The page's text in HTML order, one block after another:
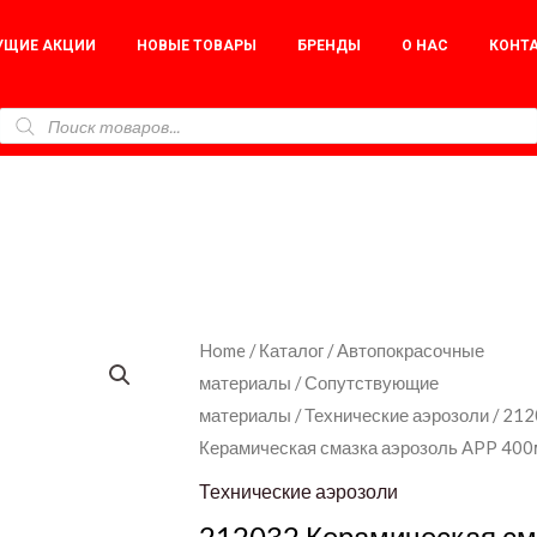
АКЦИИ НОВЫЕ ТОВАРЫ БРЕНДЫ О НАС
Home /Каталог /Автопокрасочные
материалы /Сопутствующие
материалы /Технические аэрозоли /
Керамическая смазка аэрозоль APP
Технические аэрозоли
212032
Керамическая
смазка
аэрозоль
APP
400мл